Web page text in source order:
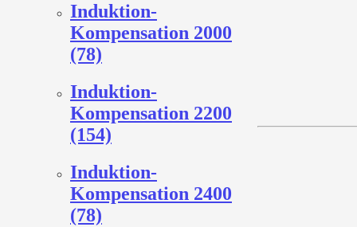
Induktion-
Kompensation 2000
(78)
Induktion-
Kompensation 2200
(154)
Induktion-
Kompensation 2400
(78)